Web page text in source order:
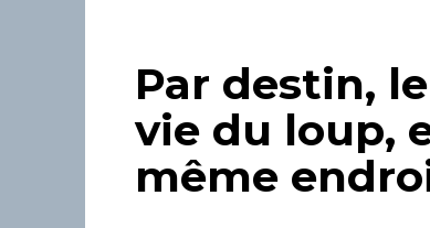
Par destin,
vie du loup,
même